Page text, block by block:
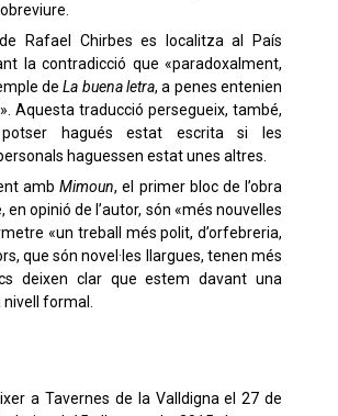
Rafael Chirbes es localitza al País
la contradicció que «paradoxalment,
deLa buena letra, a penes entenien
Aquesta traducció persegueix, també,
hagués estat escrita si les
haguessen estat unes altres.
ambMimoun, el primer bloc de l’obra
opinió de l’autor, són «més nouvelles
«un treball més polit, d’orfebreria,
que són novel·les llargues, tenen més
deixen clar que estem davant una
formal.
a Tavernes de la Valldigna el 27 de